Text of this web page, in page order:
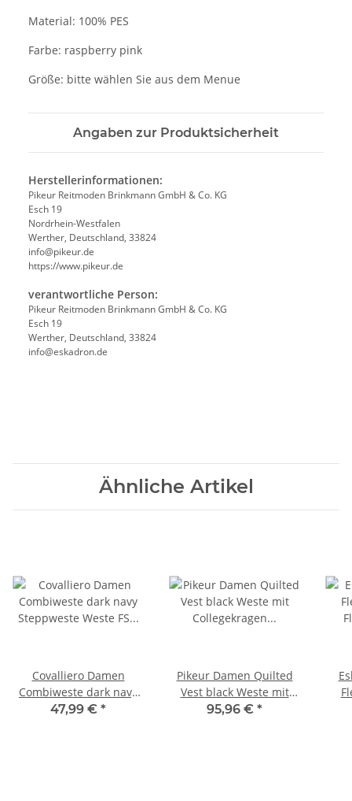
Material: 100% PES
Farbe: raspberry pink
Größe: bitte wählen Sie aus dem Menue
Angaben zur Produktsicherheit
Herstellerinformationen:
Pikeur Reitmoden Brinkmann GmbH & Co. KG
Esch 19
Nordrhein-Westfalen
Werther, Deutschland, 33824
info@pikeur.de
https://www.pikeur.de
verantwortliche Person:
Pikeur Reitmoden Brinkmann GmbH & Co. KG
Esch 19
Werther, Deutschland, 33824
info@eskadron.de
Ähnliche Artikel
Covalliero Damen
Combiweste dark navy
Steppweste Weste FS
47,99 € *
Pikeur Damen Quilted
Vest black Weste mit
Collegekragen Selection
95,96 € *